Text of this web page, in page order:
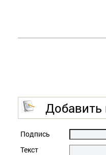
Добавить
Подпись
Текст